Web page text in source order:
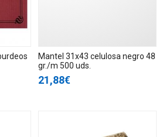
Mantel 31x43 celulosa negro 48
gr./m 500 uds.
21,88€